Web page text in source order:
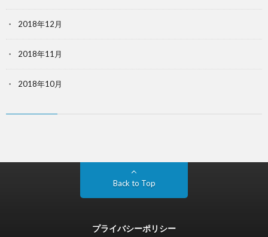
2018年12月
2018年11月
2018年10月
Back to Top
プライバシーポリシー